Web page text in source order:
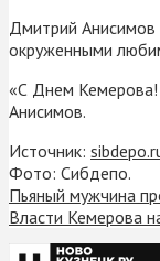
Дмитрий Анисимов
окруженными
«С Днем
Анисимов.
Источник:
Фото: Сибдепо.
Пьяный мужчина
Власти Кемерова